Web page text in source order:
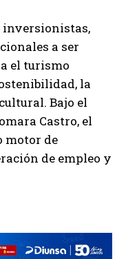
inversionistas,
a ser
el turismo
la
Bajo el
Castro, el
motor de
de empleo y